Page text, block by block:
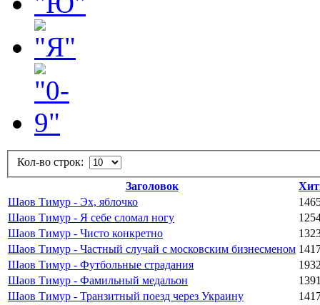
Кол-во строк:
Заголовок
Шаов Тимур - Эх, яблочко
Шаов Тимур - Я себе сломал ногу
Шаов Тимур - Чисто конкретно
Шаов Тимур - Частный случай с московским бизнесменом
Шаов Тимур - Футбольные страдания
Шаов Тимур - Фамильный медальон
Шаов Тимур - Транзитный поезд через Украину